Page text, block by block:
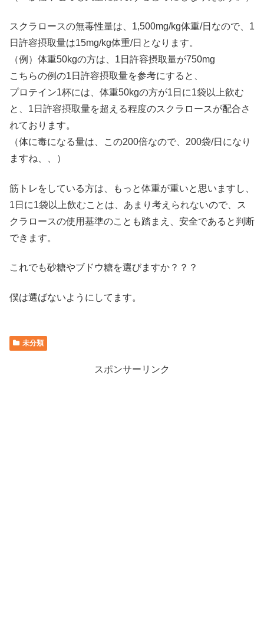
スクラロースの無毒性量は、1,500mg/kg体重/日なので、1
日許容摂取量は15mg/kg体重/日となります。
（例）体重50kgの方は、1日許容摂取量が750mg
こちらの例の1日許容摂取量を参考にすると、
プロテイン1杯には、体重50kgの方が1日に1袋以上飲む
と、1日許容摂取量を超える程度のスクラロースが配合さ
れております。
（体に毒になる量は、この200倍なので、200袋/日になり
ますね、、）
筋トレをしている方は、もっと体重が重いと思いますし、
1日に1袋以上飲むことは、あまり考えられないので、ス
クラロースの使用基準のことも踏まえ、安全であると判断
できます。
これでも砂糖やブドウ糖を選びますか？？？
僕は選ばないようにしてます。
未分類
スポンサーリンク